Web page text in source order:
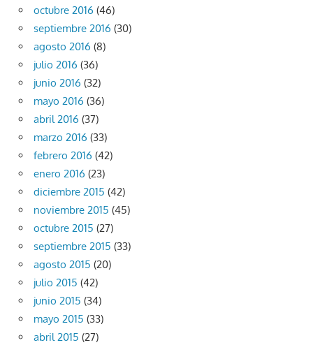
octubre 2016 (46)
septiembre 2016 (30)
agosto 2016 (8)
julio 2016 (36)
junio 2016 (32)
mayo 2016 (36)
abril 2016 (37)
marzo 2016 (33)
febrero 2016 (42)
enero 2016 (23)
diciembre 2015 (42)
noviembre 2015 (45)
octubre 2015 (27)
septiembre 2015 (33)
agosto 2015 (20)
julio 2015 (42)
junio 2015 (34)
mayo 2015 (33)
abril 2015 (27)